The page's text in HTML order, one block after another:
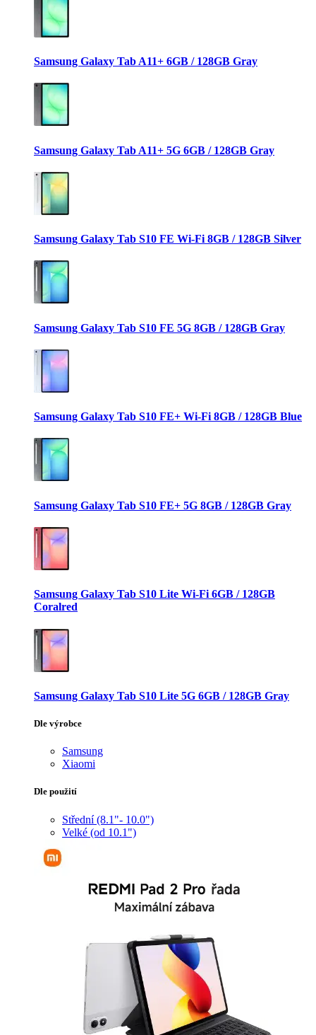
Samsung Galaxy Tab A11+ 6GB / 128GB Gray
Samsung Galaxy Tab A11+ 5G 6GB / 128GB Gray
Samsung Galaxy Tab S10 FE Wi-Fi 8GB / 128GB Silver
Samsung Galaxy Tab S10 FE 5G 8GB / 128GB Gray
Samsung Galaxy Tab S10 FE+ Wi-Fi 8GB / 128GB Blue
Samsung Galaxy Tab S10 FE+ 5G 8GB / 128GB Gray
Samsung Galaxy Tab S10 Lite Wi-Fi 6GB / 128GB
Coralred
Samsung Galaxy Tab S10 Lite 5G 6GB / 128GB Gray
Dle výrobce
Samsung
Xiaomi
Dle použití
Střední (8.1"- 10.0")
Velké (od 10.1")